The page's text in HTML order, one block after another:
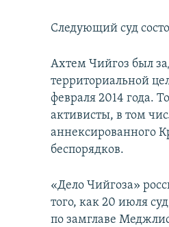
Следующий суд
Ахтем Чийгоз был
территориальной
февраля 2014 года.
активисты, в том
аннексированного
беспорядков.
«Дело Чийгоза»
того, как 20 июля
по замглаве